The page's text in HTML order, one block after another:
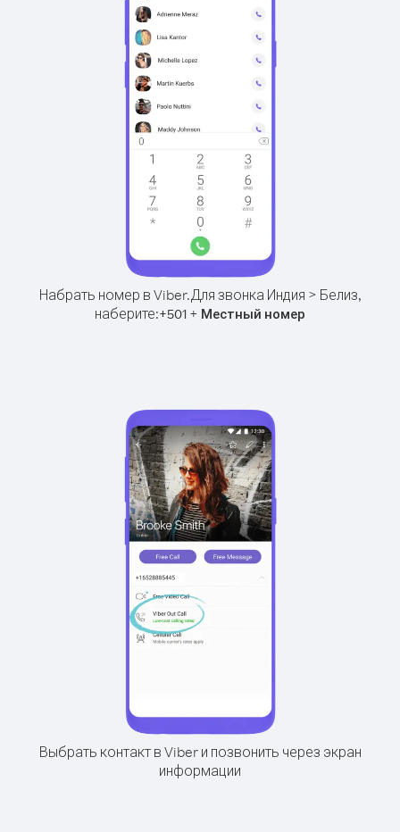
Набрать номер в Viber.Для звонка Индия > Белиз,
наберите:+501 + Местный номер
Выбрать контакт в Viber и позвонить через экран
информации